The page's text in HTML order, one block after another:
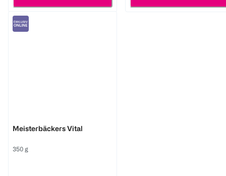
Meisterbäckers Vital
350 g